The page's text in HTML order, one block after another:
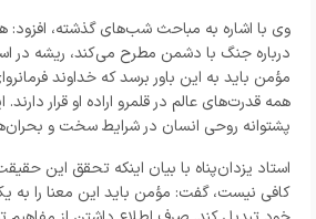
وی با اشاره به مباحث شب‌های گذشته، افزود:
درباره جنگ با دشمن مطرح می‌کند، ریشه در
مؤمن باید به این باور برسد که خداوند
همه قدرت‌های عالم در قلمرو اراده او قرار
پشتوانه روحی انسان در شرایط سخت و
استاد یزدان‌پناه با بیان اینکه تحقق این
کافی نیست، گفت: مؤمن باید این معنا را به